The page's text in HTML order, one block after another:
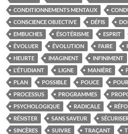
CONDITIONNEMENTS MENTAUX
CONSCIENCE OBJECTIVE
DÉFIS
EMBUCHES
ÉSOTÉRISME ESPRIT
ÉVOLUER
ÉVOLUTION FAIRE
HEURTE
IMAGINENT INFINIMENT
L'ÉTUDIANT
LIGNE MANIÈRE
PLAN
POSSIBLE POUCE
PROCESSUS
PROGRAMMES
PSYCHOLOGIQUE
RADICALE
RÉSISTER
SANS SAVEUR
SINCÈRES
SUIVRE TRAÇANT